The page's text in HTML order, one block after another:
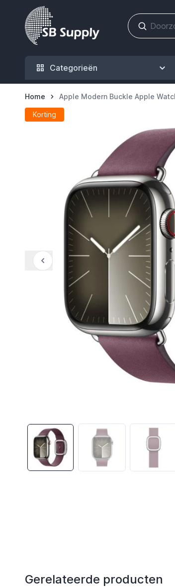
Ga naar de inhoud
Categorieën
Home Apple Modern Buckle Apple
Korting
Gerelateerde producten